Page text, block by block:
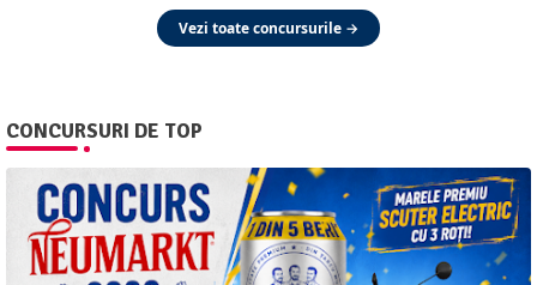
Vezi toate concursurile →
CONCURSURI DE TOP